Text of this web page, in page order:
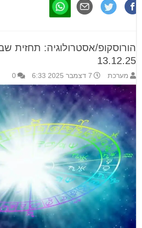
13.12.25
מערכת 7 דצמבר 2025 6:33 0